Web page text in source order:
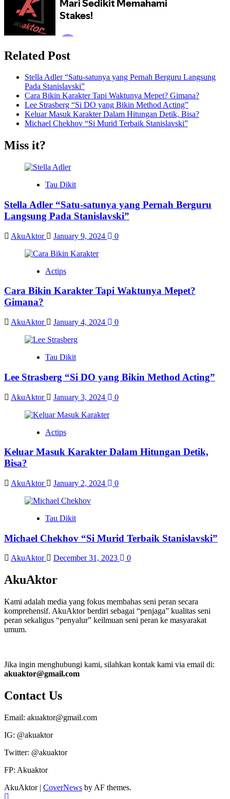
Related Post
Stella Adler “Satu-satunya yang Pernah Berguru Langsung
Pada Stanislavski”
Cara Bikin Karakter Tapi Waktunya Mepet? Gimana?
Lee Strasberg “Si DO yang Bikin Method Acting”
Keluar Masuk Karakter Dalam Hitungan Detik, Bisa?
Michael Chekhov “Si Murid Terbaik Stanislavski”
Miss it?
Tau Dikit
Stella Adler “Satu-satunya yang Pernah Berguru
Langsung Pada Stanislavski”
AkuAktor January 9, 2024 0
Actips
Cara Bikin Karakter Tapi Waktunya Mepet?
Gimana?
AkuAktor January 4, 2024 0
Tau Dikit
Lee Strasberg “Si DO yang Bikin Method Acting”
AkuAktor January 3, 2024 0
Actips
Keluar Masuk Karakter Dalam Hitungan Detik,
Bisa?
AkuAktor January 2, 2024 0
Tau Dikit
Michael Chekhov “Si Murid Terbaik Stanislavski”
AkuAktor December 31, 2023 0
AkuAktor
Kami adalah media yang fokus membahas seni peran secara
komprehensif. AkuAktor berdiri sebagai “penjaga” kualitas seni
peran sekaligus “penyalur” keilmuan seni peran ke masyarakat
umum.
Jika ingin menghubungi kami, silahkan kontak kami via email di:
akuaktor@gmail.com
Contact Us
Email: akuaktor@gmail.com
IG: @akuaktor
Twitter: @akuaktor
FP: Akuaktor
AkuAktor | CoverNews by AF themes.